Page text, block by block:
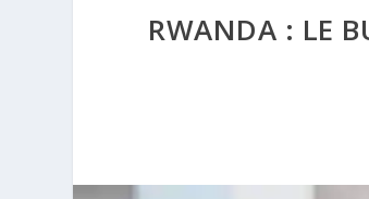
RWANDA : LE